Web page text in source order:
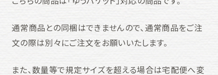
通常商品との同梱はできませんので、通常商品をご注
文の際は別々にご注文をお願いいたします。
また、数量等で規定サイズを超える場合は宅配便へ変